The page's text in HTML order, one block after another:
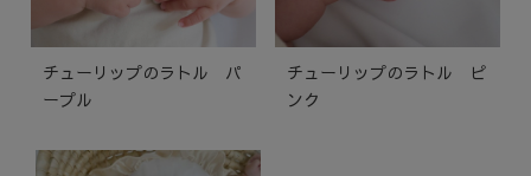
チューリップのラトル パ
ープル
チューリップのラトル ピ
ンク